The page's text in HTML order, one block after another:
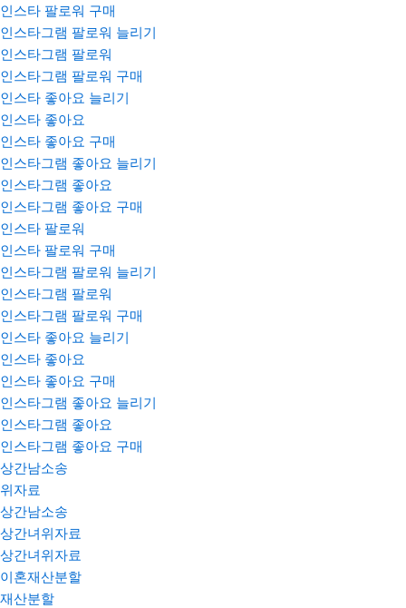
인스타 팔로워 구매
인스타그램 팔로워 늘리기
인스타그램 팔로워
인스타그램 팔로워 구매
인스타 좋아요 늘리기
인스타 좋아요
인스타 좋아요 구매
인스타그램 좋아요 늘리기
인스타그램 좋아요
인스타그램 좋아요 구매
인스타 팔로워
인스타 팔로워 구매
인스타그램 팔로워 늘리기
인스타그램 팔로워
인스타그램 팔로워 구매
인스타 좋아요 늘리기
인스타 좋아요
인스타 좋아요 구매
인스타그램 좋아요 늘리기
인스타그램 좋아요
인스타그램 좋아요 구매
상간남소송
위자료
상간남소송
상간녀위자료
상간녀위자료
이혼재산분할
재산분할